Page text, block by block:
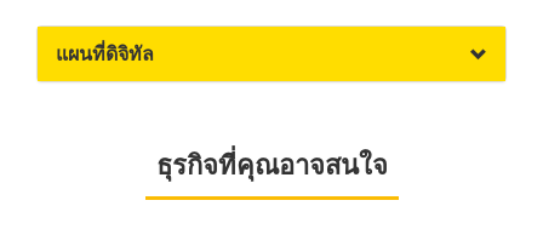
แผนที่ดิจิทัล
ธุรกิจที่คุณอาจสนใจ